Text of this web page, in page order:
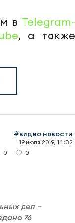
в Telegram-
, а также
#видео новости
19 июля 2019, 14:32
0 0
дел –
76